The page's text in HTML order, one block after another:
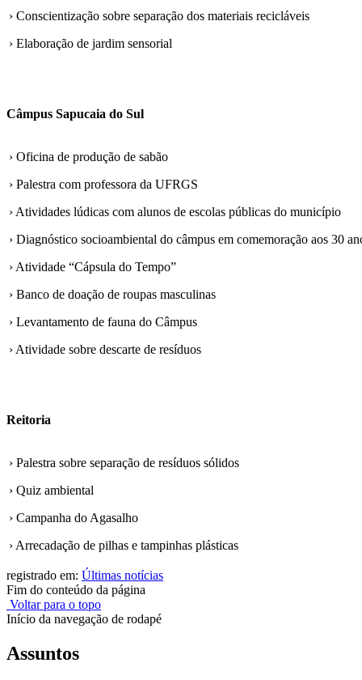
› Conscientização sobre separação dos materiais recicláveis
› Elaboração de jardim sensorial
Câmpus Sapucaia do Sul
› Oficina de produção de sabão
› Palestra com professora da UFRGS
› Atividades lúdicas com alunos de escolas públicas do município
› Diagnóstico socioambiental do câmpus em comemoração aos 30
› Atividade “Cápsula do Tempo”
› Banco de doação de roupas masculinas
› Levantamento de fauna do Câmpus
› Atividade sobre descarte de resíduos
Reitoria
› Palestra sobre separação de resíduos sólidos
› Quiz ambiental
› Campanha do Agasalho
› Arrecadação de pilhas e tampinhas plásticas
registrado em: Últimas notícias
Fim do conteúdo da página
Voltar para o topo
Início da navegação de rodapé
Assuntos